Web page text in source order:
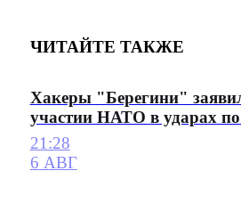
ЧИТАЙТЕ ТАКЖЕ
Хакеры "Берегини"
участии НАТО в ударах
21:28
6 АВГ